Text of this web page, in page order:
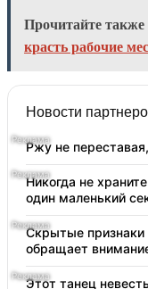
Прочитайте также
красть рабочие
Новости
Ржу не
Никогда не
один маленький
Скрытые признаки
обращает
Этот танец